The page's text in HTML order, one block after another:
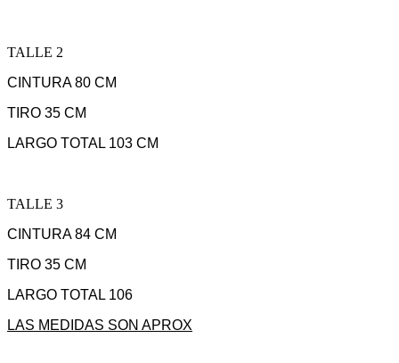
TALLE 2
CINTURA 80 CM
TIRO 35 CM
LARGO TOTAL 103 CM
TALLE 3
CINTURA 84 CM
TIRO 35 CM
LARGO TOTAL 106
LAS MEDIDAS SON APROX